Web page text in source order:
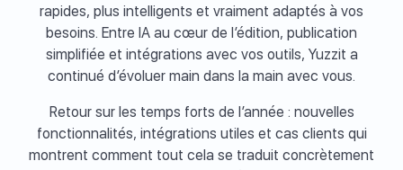
rapides, plus intelligents et vraiment adaptés à vos
besoins. Entre IA au cœur de l’édition, publication
simplifiée et intégrations avec vos outils, Yuzzit a
continué d’évoluer main dans la main avec vous.
Retour sur les temps forts de l’année : nouvelles
fonctionnalités, intégrations utiles et cas clients qui
montrent comment tout cela se traduit concrètement